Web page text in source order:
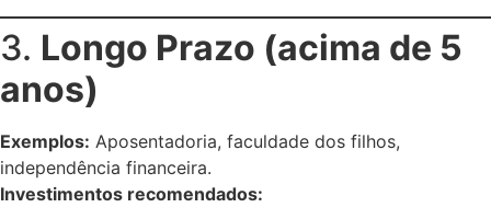
3. Longo Prazo (acima de 5
anos)
Exemplos: Aposentadoria, faculdade dos filhos,
independência financeira.
Investimentos recomendados: